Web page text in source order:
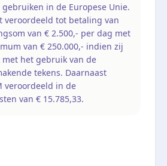
gebruiken in de Europese Unie.
veroordeeld tot betaling van
van € 2.500,- per dag met
van € 250.000,- indien zij
het gebruik van de
tekens. Daarnaast
veroordeeld in de
van € 15.785,33.